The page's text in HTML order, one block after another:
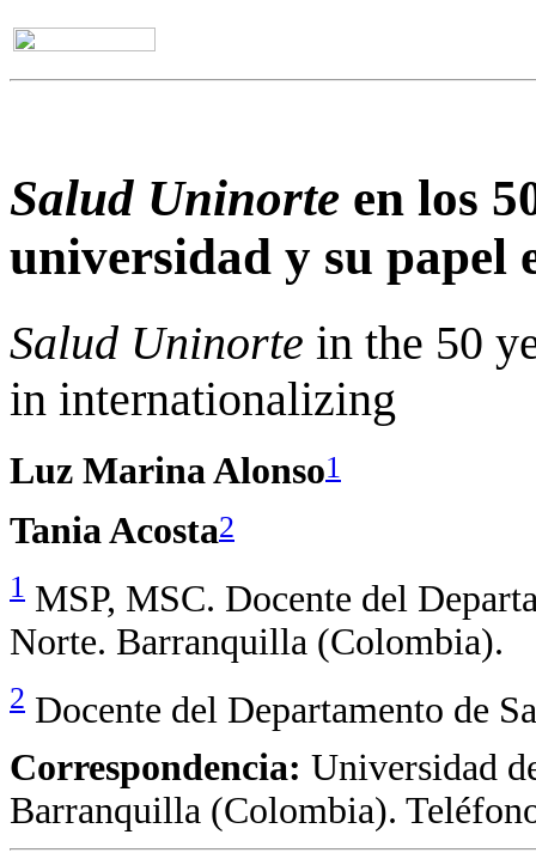
Salud Uninorte en los
universidad y su papel
Salud Uninorte in the 50
in internationalizing
Luz Marina Alonso1
Tania Acosta2
1 MSP, MSC. Docente del
Norte. Barranquilla (Colombia).
2 Docente del Departamento de
Correspondencia: Universidad
Barranquilla (Colombia).